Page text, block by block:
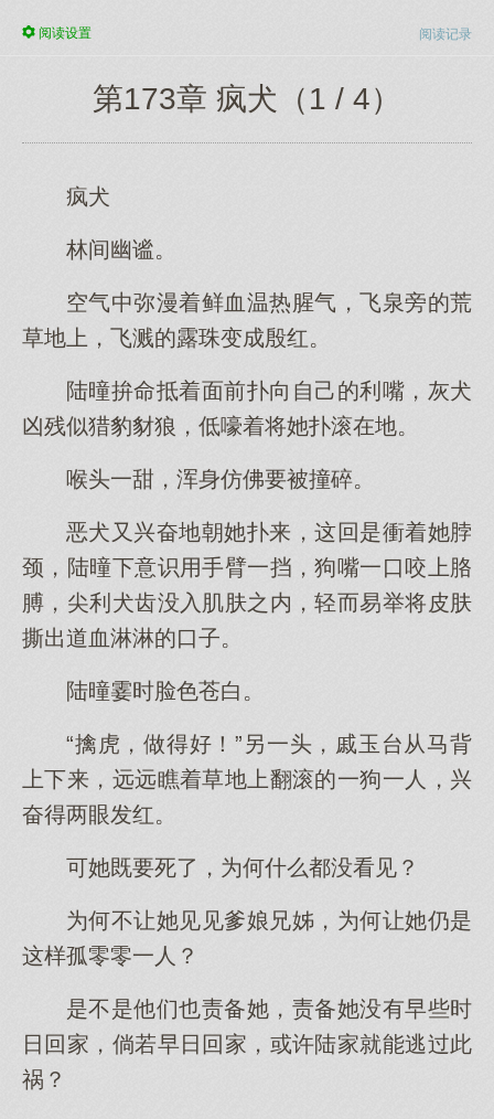
阅读记录
阅读设置
第173章 疯犬（1 / 4）
疯犬
林间幽谧。
空气中弥漫着鲜血温热腥气，飞泉旁的荒
草地上，飞溅的露珠变成殷红。
陆曈拚命抵着面前扑向自己的利嘴，灰犬
凶残似猎豹豺狼，低嚎着将她扑滚在地。
喉头一甜，浑身仿佛要被撞碎。
恶犬又兴奋地朝她扑来，这回是衝着她脖
颈，陆曈下意识用手臂一挡，狗嘴一口咬上胳
膊，尖利犬齿没入肌肤之内，轻而易举将皮肤
撕出道血淋淋的口子。
陆曈霎时脸色苍白。
“擒虎，做得好！”另一头，戚玉台从马背
上下来，远远瞧着草地上翻滚的一狗一人，兴
奋得两眼发红。
可她既要死了，为何什么都没看见？
为何不让她见见爹娘兄姊，为何让她仍是
这样孤零零一人？
是不是他们也责备她，责备她没有早些时
日回家，倘若早日回家，或许陆家就能逃过此
祸？